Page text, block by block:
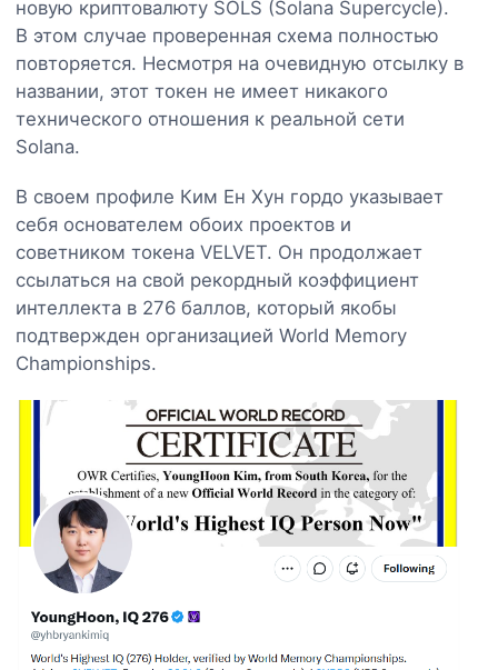
новую криптовалюту SOLS (Solana Supercycle).
В этом случае проверенная схема полностью
повторяется. Несмотря на очевидную отсылку в
названии, этот токен не имеет никакого
технического отношения к реальной сети
Solana.
В своем профиле Ким Ен Хун гордо указывает
себя основателем обоих проектов и
советником токена VELVET. Он продолжает
ссылаться на свой рекордный коэффициент
интеллекта в 276 баллов, который якобы
подтвержден организацией World Memory
Championships.